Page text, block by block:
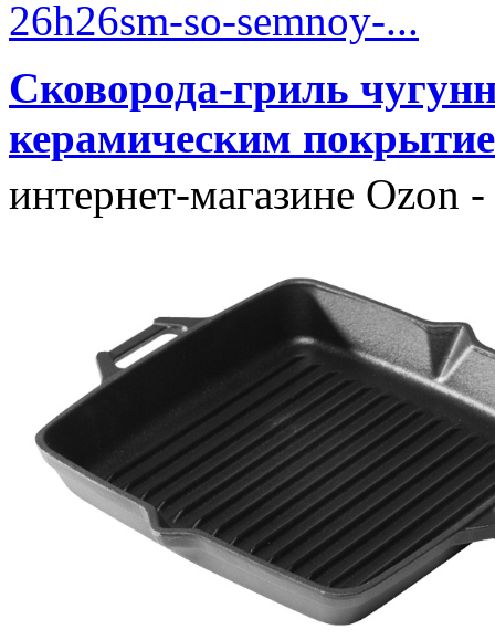
26h26sm-so-semnoy-...
Сковорода-гриль
керамическим
интернет-магазине Ozon